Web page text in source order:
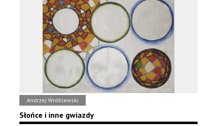
Andrzej Wróblewski
Słońce i inne gwiazdy